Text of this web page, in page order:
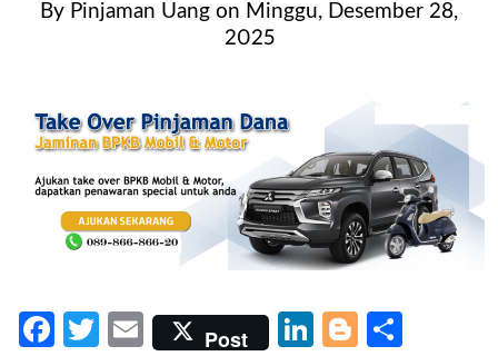
By Pinjaman Uang on Minggu, Desember 28,
2025
Facebook
Twitter
EmailPost LinkedIn
Blogger